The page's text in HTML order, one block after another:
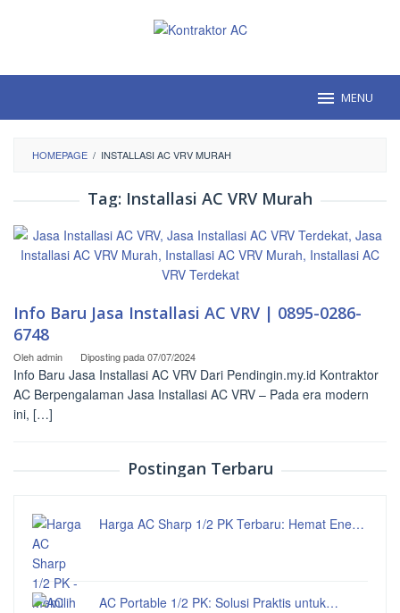
MENU
HOMEPAGE / INSTALLASI AC VRV MURAH
Tag: Installasi AC VRV Murah
Info Baru Jasa Installasi AC VRV | 0895-0286-
6748
Olehadmin Diposting pada07/07/2024
Info Baru Jasa Installasi AC VRV Dari Pendingin.my.id Kontraktor
AC Berpengalaman Jasa Installasi AC VRV – Pada era modern
ini, […]
Postingan Terbaru
Harga AC Sharp 1/2 PK Terbaru: Hemat Ene…
AC Portable 1/2 PK: Solusi Praktis untuk…